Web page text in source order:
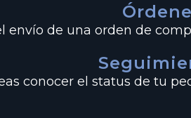
envío de una orden de
conocer el status de tu